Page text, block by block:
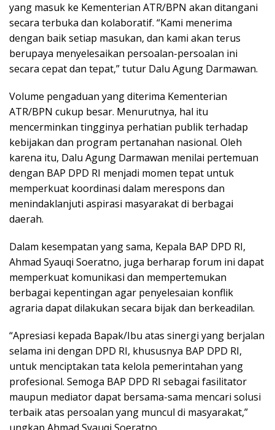
yang masuk ke Kementerian ATR/BPN akan ditangani
secara terbuka dan kolaboratif. “Kami menerima
dengan baik setiap masukan, dan kami akan terus
berupaya menyelesaikan persoalan-persoalan ini
secara cepat dan tepat,” tutur Dalu Agung Darmawan.
Volume pengaduan yang diterima Kementerian
ATR/BPN cukup besar. Menurutnya, hal itu
mencerminkan tingginya perhatian publik terhadap
kebijakan dan program pertanahan nasional. Oleh
karena itu, Dalu Agung Darmawan menilai pertemuan
dengan BAP DPD RI menjadi momen tepat untuk
memperkuat koordinasi dalam merespons dan
menindaklanjuti aspirasi masyarakat di berbagai
daerah.
Dalam kesempatan yang sama, Kepala BAP DPD RI,
Ahmad Syauqi Soeratno, juga berharap forum ini dapat
memperkuat komunikasi dan mempertemukan
berbagai kepentingan agar penyelesaian konflik
agraria dapat dilakukan secara bijak dan berkeadilan.
“Apresiasi kepada Bapak/Ibu atas sinergi yang berjalan
selama ini dengan DPD RI, khususnya BAP DPD RI,
untuk menciptakan tata kelola pemerintahan yang
profesional. Semoga BAP DPD RI sebagai fasilitator
maupun mediator dapat bersama-sama mencari solusi
terbaik atas persoalan yang muncul di masyarakat,”